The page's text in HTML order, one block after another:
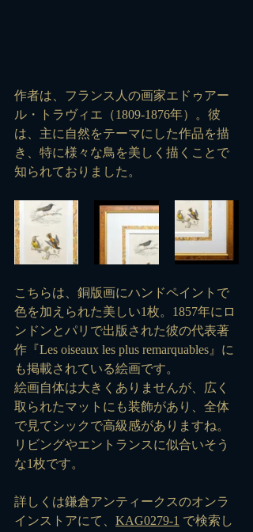
作者は、フランス人の画家エドゥアー
ル・トラヴィエ（1809-1876年）。彼
は、主に自然をテーマにした作品を描
き、特に様々な鳥を美しく描くことで
知られておりました。
こちらは、銅版画にハンドペイントで
色を加えられた美しい1枚。1857年にロ
ンドンとパリで出版された彼の代表著
作『Les oiseaux les plus remarquables』に
も掲載されている絵画です。
絵画自体は大きくありませんが、広く
取られたマットにも装飾があり、全体
で見てシックで高級感がありますね。
リビングやエントランスに似合いそう
な1枚です。
詳しくは鎌倉アンティークスのオンラ
インストアにて、 KAG0279-1 で検索し